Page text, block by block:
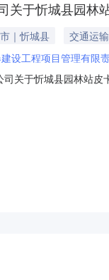
关于忻城县园
｜忻城县
交通运输
设工程项目管理有限
关于忻城县园林站
谷大厦15楼〕获取谈